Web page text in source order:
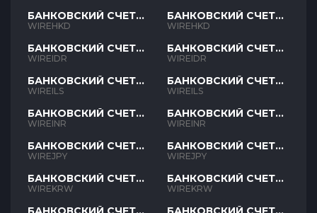
БАНКОВСКИЙ СЧЕТ
HKD
WIREHKD
БАНКОВСКИЙ СЧЕТ
IDR
WIREIDR
БАНКОВСКИЙ СЧЕТ
ILS
WIREILS
БАНКОВСКИЙ СЧЕТ
INR
WIREINR
БАНКОВСКИЙ СЧЕТ
JPY
WIREJPY
БАНКОВСКИЙ СЧЕТ
KRW
WIREKRW
БАНКОВСКИЙ СЧЕТ
HKD
WIREHKD
БАНКОВСКИЙ СЧЕТ
IDR
WIREIDR
БАНКОВСКИЙ СЧЕТ
ILS
WIREILS
БАНКОВСКИЙ СЧЕТ
INR
WIREINR
БАНКОВСКИЙ СЧЕТ
JPY
WIREJPY
БАНКОВСКИЙ СЧЕТ
KRW
WIREKRW